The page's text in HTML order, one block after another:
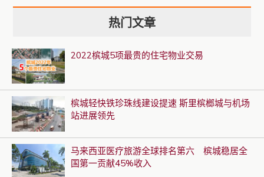
热门文章
2022槟城5项最贵的住宅物业交易
槟城轻快铁珍珠线建设提速 斯里槟榔城与机场
站进展领先
马来西亚医疗旅游全球排名第六 槟城稳居全
国第一贡献45%收入